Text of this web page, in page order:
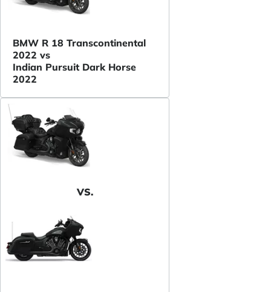
BMW R 18 Transcontinental
2022 vs
Indian Pursuit Dark Horse
2022
VS.